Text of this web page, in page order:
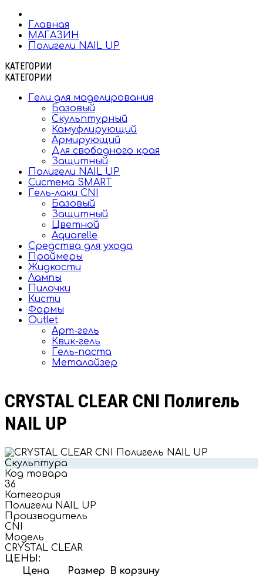
Главная
МАГАЗИН
Полигели NAIL UP
КАТЕГОРИИ
КАТЕГОРИИ
Гели для моделирования
Базовый
Скульптурный
Камуфлирующий
Армирующий
Для свободного края
Защитный
Полигели NAIL UP
Система SMART
Гель-лаки CNI
Базовый
Защитный
Цветной
Aquarelle
Средства для ухода
Праймеры
Жидкости
Лампы
Пилочки
Кисти
Формы
Outlet
Арт-гель
Квик-гель
Гель-паста
Металайзер
CRYSTAL CLEAR CNI Полигель
NAIL UP
Скульптура
Код товара
36
Категория
Полигели NAIL UP
Производитель
CNI
Модель
CRYSTAL CLEAR
ЦЕНЫ:
Цена
Размер
В корзину